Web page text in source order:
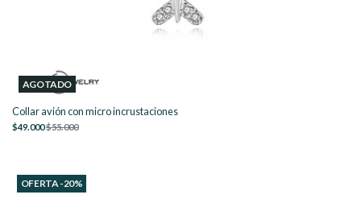
AGOTADO
Collar avión con micro incrustaciones
$49.000$55.000
OFERTA -20%